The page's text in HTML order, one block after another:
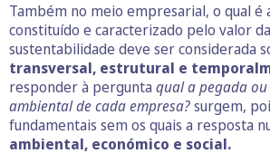
Também no meio empresarial, o qual é
constituído e caracterizado pelo valor
sustentabilidade deve ser considerada
transversal, estrutural e
responder à pergunta qual a pegada
ambiental de cada empresa?surgem,
fundamentais sem os quais a resposta
ambiental, económico e social.